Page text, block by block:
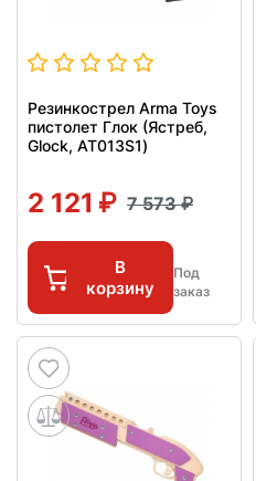
Резинкострел Arma Toys
пистолет Глок (Ястреб,
Glock, AT013S1)
2 121 7 573
В
корзину
Под
заказ